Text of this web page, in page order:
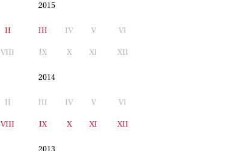
2015
II III IV V VI
VIII IX X XI XII
2014
II III IV V VI
VIII IX X XI XII
2013